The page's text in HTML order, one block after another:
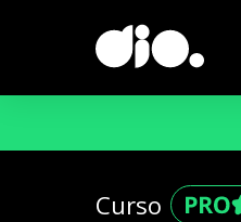
Curso